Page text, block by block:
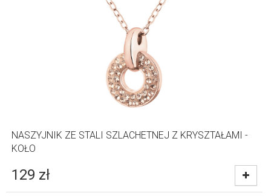
NASZYJNIK ZE STALI SZLACHETNEJ Z KRYSZTAŁAMI -
KOŁO
129 zł